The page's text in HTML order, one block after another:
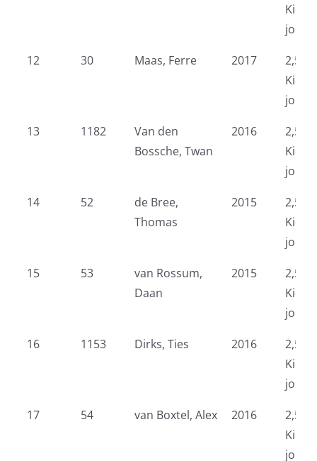
12
30 Maas, Ferre 2017
2,5
13
1182
Van den
Bossche, Twan
2016
2,5
14
52
de Bree,
Thomas
2015
2,5
15
53
van Rossum,
Daan
2015
2,5
16
1153 Dirks, Ties 2016
2,5
17
54 van Boxtel, Alex 2016
2,5